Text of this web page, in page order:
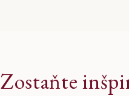
Zostaňte